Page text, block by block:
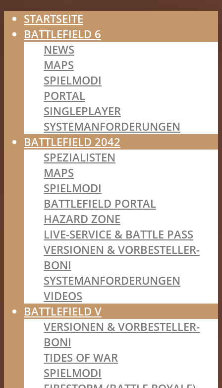
STARTSEITE
BATTLEFIELD 6
NEWS
MAPS
SPIELMODI
PORTAL
SINGLEPLAYER
SYSTEMANFORDERUNGEN
BATTLEFIELD 2042
SPEZIALISTEN
MAPS
SPIELMODI
BATTLEFIELD PORTAL
HAZARD ZONE
LIVE-SERVICE & BATTLE PASS
VERSIONEN & VORBESTELLER-
BONI
SYSTEMANFORDERUNGEN
VIDEOS
BATTLEFIELD V
VERSIONEN & VORBESTELLER-
BONI
TIDES OF WAR
SPIELMODI